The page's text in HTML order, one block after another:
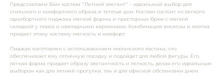
Представляем Вам костюм "Летний элегант" – идеальный выбор для
стильного и комфортного образа в теплые дни. Костюм состоит из легкого
однобортного пиджака мягкой формы и просторных брюк с мягкой
складкой у пояса и накладными карманами. Комбинация вискозы и хлопка
придает этому костюму мягкость и комфорт.
Пиджак изготовлен с использованием миланского ластика, что
обеспечивает ему отличную посадку и подойдет для любой фигуры. Его
легкая форма придает образу элегантность и легкость, делая его идеальным
выбором как для летней прогулки, так и для офисной обстановки днем.